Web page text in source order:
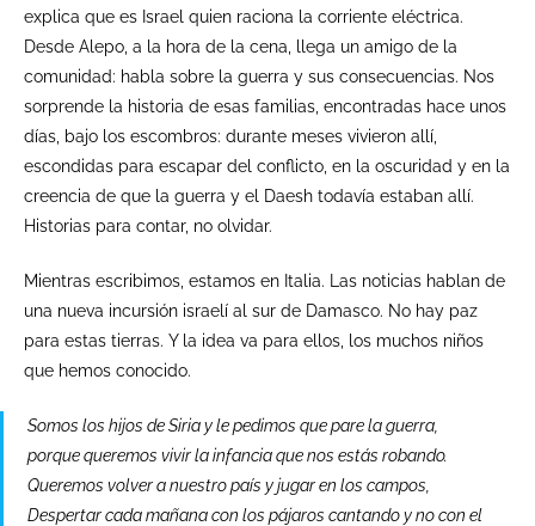
explica que es Israel quien raciona la corriente eléctrica.
Desde Alepo, a la hora de la cena, llega un amigo de la
comunidad: habla sobre la guerra y sus consecuencias. Nos
sorprende la historia de esas familias, encontradas hace unos
días, bajo los escombros: durante meses vivieron allí,
escondidas para escapar del conflicto, en la oscuridad y en la
creencia de que la guerra y el Daesh todavía estaban allí.
Historias para contar, no olvidar.
Mientras escribimos, estamos en Italia. Las noticias hablan de
una nueva incursión israelí al sur de Damasco. No hay paz
para estas tierras. Y la idea va para ellos, los muchos niños
que hemos conocido.
Somos los hijos de Siria y le pedimos que pare la guerra,
porque queremos vivir la infancia que nos estás robando.
Queremos volver a nuestro país y jugar en los campos,
Despertar cada mañana con los pájaros cantando y no con el